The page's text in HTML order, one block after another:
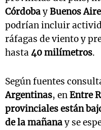
CórdobayBuenos
podrían incluir
ráfagas de viento y
hasta40 milímetros.
Según fuentes
Argentinas, enEntre
provinciales están
de la mañanay se